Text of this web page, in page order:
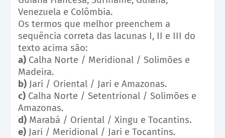
Venezuela e Colômbia.
Os termos que melhor preenchem a
sequência correta das lacunas I, II e III do
texto acima são:
a) Calha Norte / Meridional / Solimões e
Madeira.
b) Jari / Oriental / Jari e Amazonas.
c) Calha Norte / Setentrional / Solimões e
Amazonas.
d) Marabá / Oriental / Xingu e Tocantins.
e) Jari / Meridional / Jari e Tocantins.